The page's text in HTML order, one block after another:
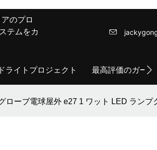
のプロ
テムをカ
ライトプロジェクト 最高評価のガー
ローブ電球屋外 e27 1 ワット LED ランプ